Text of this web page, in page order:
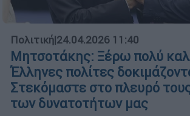
Πολιτική|24.04.2026 11:40
Μητσοτάκης: Ξέρω πολύ
Έλληνες πολίτες
Στεκόμαστε στο πλευρό
των δυνατοτήτων μας